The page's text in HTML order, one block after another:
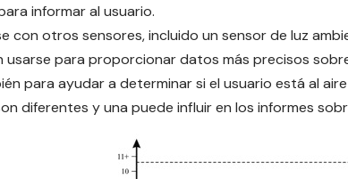
informar al usuario.
con otros sensores, incluido un sensor de luz
usarse para proporcionar datos más precisos
para ayudar a determinar si el usuario está al
diferentes y una puede influir en los informes